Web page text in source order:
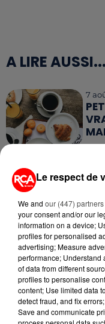
A LIRE AUSSI...
7
6
6
Le respect de
We and our (447) partners
your consent and/or our
information on a device;
profiles for personalised
advertising; Measure
performance; Understand
of data from different
profiles to personalise
content; Use limited data
detect fraud, and fix
Save and communicate